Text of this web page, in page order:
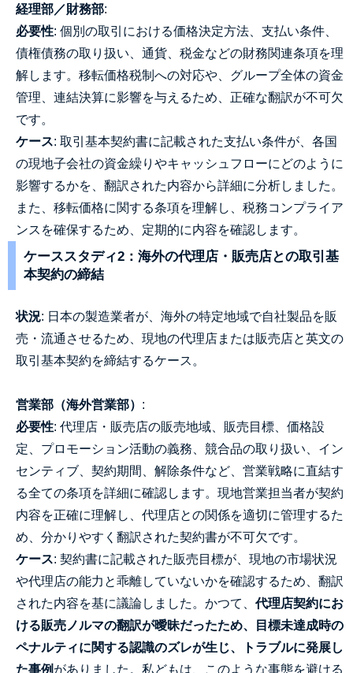
経理部／財務部:
必要性: 個別の取引における価格決定方法、支払い条件、
債権債務の取り扱い、通貨、税金などの財務関連条項を理
解します。移転価格税制への対応や、グループ全体の資金
管理、連結決算に影響を与えるため、正確な翻訳が不可欠
です。
ケース: 取引基本契約書に記載された支払い条件が、各国
の現地子会社の資金繰りやキャッシュフローにどのように
影響するかを、翻訳された内容から詳細に分析しました。
また、移転価格に関する条項を理解し、税務コンプライア
ンスを確保するため、定期的に内容を確認します。
ケーススタディ2：海外の代理店・販売店との取引基
本契約の締結
状況: 日本の製造業者が、海外の特定地域で自社製品を販
売・流通させるため、現地の代理店または販売店と英文の
取引基本契約を締結するケース。
営業部（海外営業部） :
必要性: 代理店・販売店の販売地域、販売目標、価格設
定、プロモーション活動の義務、競合品の取り扱い、イン
センティブ、契約期間、解除条件など、営業戦略に直結す
る全ての条項を詳細に確認します。現地営業担当者が契約
内容を正確に理解し、代理店との関係を適切に管理するた
め、分かりやすく翻訳された契約書が不可欠です。
ケース: 契約書に記載された販売目標が、現地の市場状況
や代理店の能力と乖離していないかを確認するため、翻訳
された内容を基に議論しました。かつて、代理店契約にお
ける販売ノルマの翻訳が曖昧だったため、目標未達成時の
ペナルティに関する認識のズレが生じ、トラブルに発展し
た事例 がありました。私どもは、このような事態を避ける